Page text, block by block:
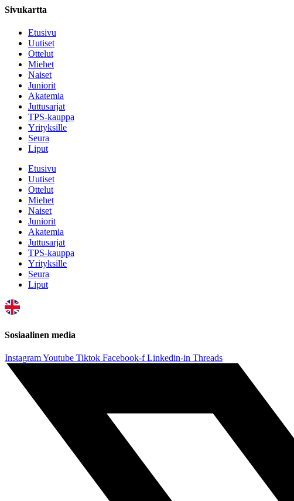
Sivukartta
Etusivu
Uutiset
Ottelut
Miehet
Naiset
Juniorit
Akatemia
Juttusarjat
TPS-kauppa
Yrityksille
Seura
Liput
Etusivu
Uutiset
Ottelut
Miehet
Naiset
Juniorit
Akatemia
Juttusarjat
TPS-kauppa
Yrityksille
Seura
Liput
Sosiaalinen media
InstagramYoutube Tiktok Facebook-f Linkedin-in Threads